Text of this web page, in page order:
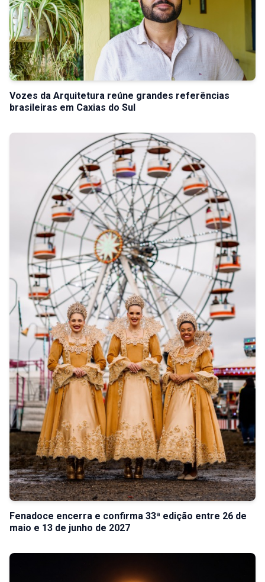
Vozes da Arquitetura reúne grandes referências
brasileiras em Caxias do Sul
Fenadoce encerra e confirma 33ª edição entre 26 de
maio e 13 de junho de 2027